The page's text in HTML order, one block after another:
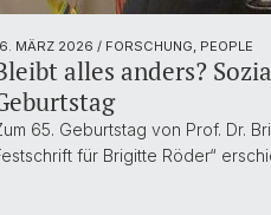
MÄRZ 2026 / FORSCHUNG, PEOPLE
alles anders?
65. Geburtstag von Prof. Dr.
für Brigitte Röder“